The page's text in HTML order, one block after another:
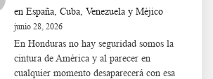
en España, Cuba, Venezuela y Méjico
junio 28, 2026
En Honduras no hay seguridad somos la
cintura de América y al parecer en
cualquier momento desaparecerá con esa